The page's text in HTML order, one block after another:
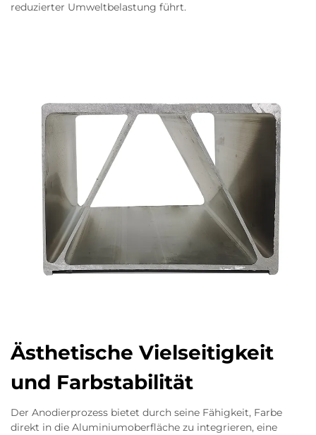
reduzierter Umweltbelastung führt.
Ästhetische Vielseitigkeit
und Farbstabilität
Der Anodierprozess bietet durch seine Fähigkeit, Farbe
direkt in die Aluminiumoberfläche zu integrieren, eine